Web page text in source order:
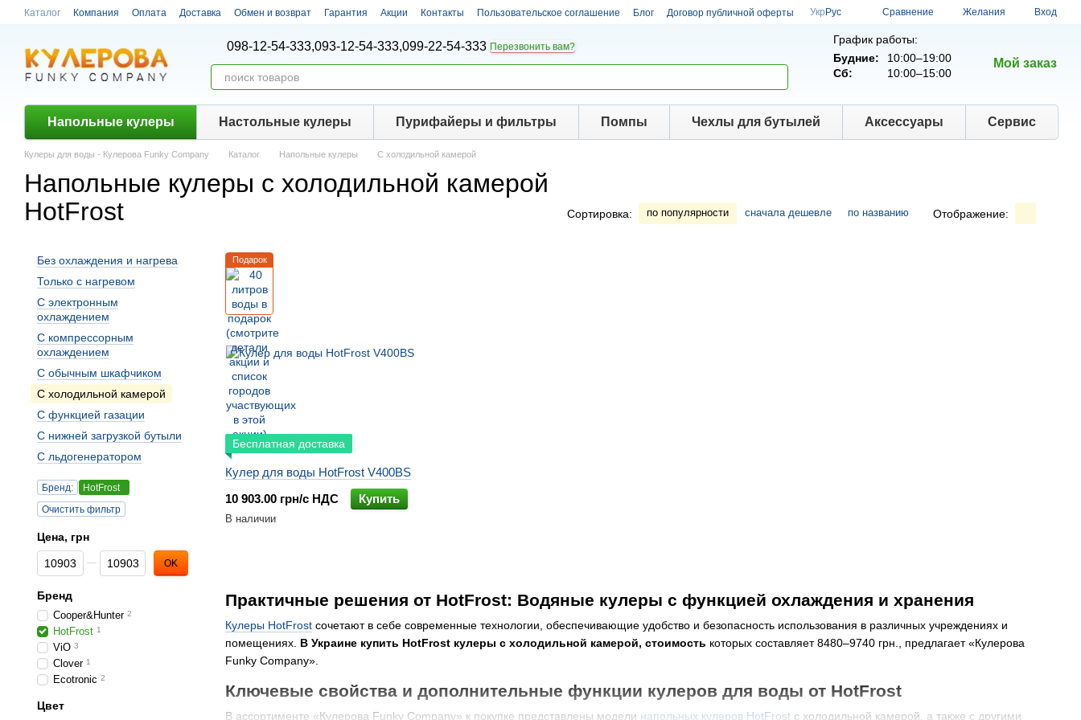
Перейти к основному контенту
Каталог Компания Оплата Доставка Обмен и возврат Гарантия Акции Контакты Пользовательское соглашение Блог Договор публичной оферты Укр Рус Сравнение Желания Вход
098-12-54-333,093-12-54-333,099-22-54-333 Перезвонить вам?
График работы:
Будние:
10:00–19:00
Сб:
10:00–15:00
Мой заказ
Напольные кулеры Настольные кулеры Пурифайеры и фильтры Помпы Чехлы для бутылей Аксессуары Сервис
Кулеры для воды - Кулерова Funky Company Каталог Напольные кулеры С холодильной камерой
Напольные кулеры с холодильной камерой
HotFrost
Сортировка: по популярности сначала дешевле по названию Отображение:
Практичные решения от HotFrost: Водяные кулеры с функцией охлаждения и хранения
Кулеры HotFrost сочетают в себе современные технологии, обеспечивающие удобство и безопасность использования в различных учреждениях и
помещениях. В Украине купить HotFrost кулеры с холодильной камерой, стоимость которых составляет 8480–9740 грн., предлагает «Кулерова
Funky Company».
Ключевые свойства и дополнительные функции кулеров для воды от HotFrost
В ассортименте «Кулерова Funky Company» к покупке представлены модели напольных кулеров HotFrost с холодильной камерой, а также с другими
Подарок
Бесплатная доставка
Кулер для воды HotFrost V400BS
10 903.00 грн/с НДС
Купить
В наличии
Без охлаждения и нагрева
Только с нагревом
С электронным
охлаждением
С компрессорным
охлаждением
С обычным шкафчиком
С холодильной камерой
С функцией газации
С нижней загрузкой бутыли
С льдогенератором
Бренд:
HotFrost
Очистить фильтр
Цена, грн
От Цена, грн
До Цена, грн OK
Бренд
Cooper&Hunter 2
HotFrost 1
ViO 3
Clover 1
Ecotronic 2
Цвет